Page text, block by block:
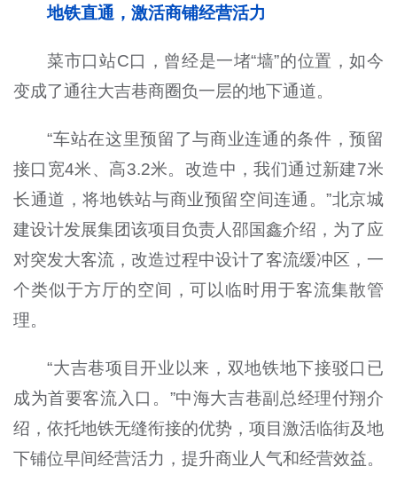
地铁直通，激活商铺经营活力
菜市口站C口，曾经是一堵“墙”的位置，如今
变成了通往大吉巷商圈负一层的地下通道。
“车站在这里预留了与商业连通的条件，预留
接口宽4米、高3.2米。改造中，我们通过新建7米
长通道，将地铁站与商业预留空间连通。”北京城
建设计发展集团该项目负责人邵国鑫介绍，为了应
对突发大客流，改造过程中设计了客流缓冲区，一
个类似于方厅的空间，可以临时用于客流集散管
理。
“大吉巷项目开业以来，双地铁地下接驳口已
成为首要客流入口。”中海大吉巷副总经理付翔介
绍，依托地铁无缝衔接的优势，项目激活临街及地
下铺位早间经营活力，提升商业人气和经营效益。